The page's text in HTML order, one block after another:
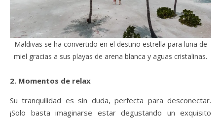
Maldivas se ha convertido en el destino estrella para luna de
miel gracias a sus playas de arena blanca y aguas cristalinas.
2. Momentos de relax
Su tranquilidad es sin duda, perfecta para desconectar.
¡Solo basta imaginarse estar degustando un exquisito